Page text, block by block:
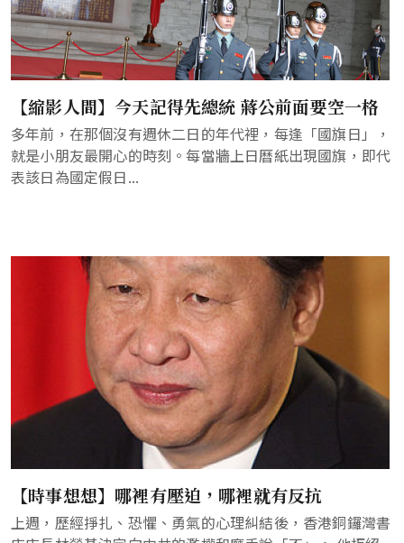
【縮影人間】今天記得先總統 蔣公前面要空一格
多年前，在那個沒有週休二日的年代裡，每逢「國旗日」，
就是小朋友最開心的時刻。每當牆上日曆紙出現國旗，即代
表該日為國定假日...
【時事想想】哪裡有壓迫，哪裡就有反抗
上週，歷經掙扎、恐懼、勇氣的心理糾結後，香港銅鑼灣書